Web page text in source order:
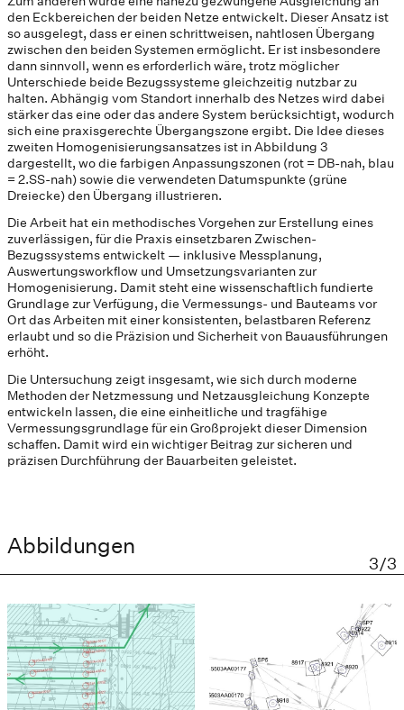
den Eckbereichen der beiden Netze entwickelt. Dieser Ansatz ist
so ausgelegt, dass er einen schrittweisen, nahtlosen Übergang
zwischen den beiden Systemen ermöglicht. Er ist insbesondere
dann sinnvoll, wenn es erforderlich wäre, trotz möglicher
Unterschiede beide Bezugssysteme gleichzeitig nutzbar zu
halten. Abhängig vom Standort innerhalb des Netzes wird dabei
stärker das eine oder das andere System berücksichtigt, wodurch
sich eine praxisgerechte Übergangszone ergibt. Die Idee dieses
zweiten Homogenisierungsansatzes ist in Abbildung 3
dargestellt, wo die farbigen Anpassungszonen (rot = DB-nah, blau
= 2.SS-nah) sowie die verwendeten Datumspunkte (grüne
Dreiecke) den Übergang illustrieren.
Die Arbeit hat ein methodisches Vorgehen zur Erstellung eines
zuverlässigen, für die Praxis einsetzbaren Zwischen-
Bezugssystems entwickelt — inklusive Messplanung,
Auswertungsworkflow und Umsetzungsvarianten zur
Homogenisierung. Damit steht eine wissenschaftlich fundierte
Grundlage zur Verfügung, die Vermessungs- und Bauteams vor
Ort das Arbeiten mit einer konsistenten, belastbaren Referenz
erlaubt und so die Präzision und Sicherheit von Bauausführungen
erhöht.
Die Untersuchung zeigt insgesamt, wie sich durch moderne
Methoden der Netzmessung und Netzausgleichung Konzepte
entwickeln lassen, die eine einheitliche und tragfähige
Vermessungsgrundlage für ein Großprojekt dieser Dimension
schaffen. Damit wird ein wichtiger Beitrag zur sicheren und
präzisen Durchführung der Bauarbeiten geleistet.
Abbildungen
3/3